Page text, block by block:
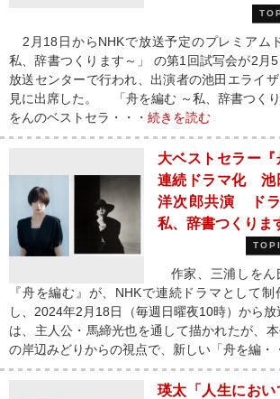
2月18日からNHKで放送予定のプレミアム
私、辞書つくります～」 の第1回試写会が2月
放送センターで行われ、出演者の池田エライ
見に出席した。 「舟を編む ～私、辞書つく
をんのベストセラ・・・ 続きを読む
大ベストセラー
連続ドラマ化 池
洋次郎共演 ド
私、辞書つくりま
作家、三浦しをん
『舟を編む』が、NHKで連続ドラマとして
し、2024年2月18日（毎週日曜夜10時）から
は、主人公・馬締光也を通して描かれたが、
の岸辺みどりからの視点で、新しい「舟を編・
瑛太「人生にお